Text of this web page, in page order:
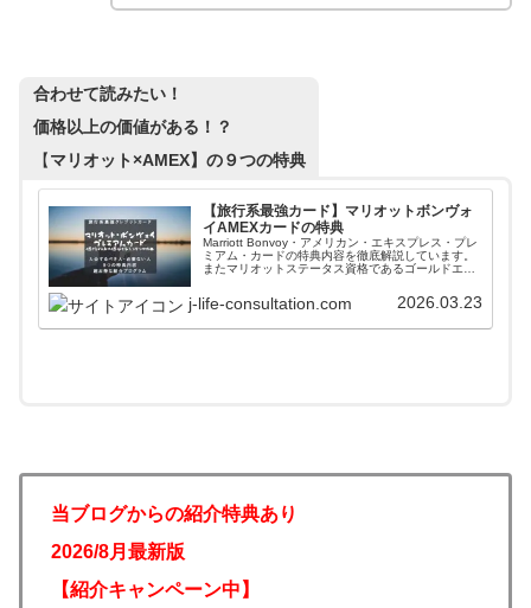
合わせて読みたい！
価格以上の価値がある！？
【マリオット×AMEX】の９つの特典
【旅行系最強カード】マリオットボンヴォ
イAMEXカードの特典
Marriott Bonvoy・アメリカン・エキスプレス・プレ
ミアム・カードの特典内容を徹底解説しています。
またマリオットステータス資格であるゴールドエリ
AMEXカードを使うべき人やおすすめする人も掲載
中！
j-life-consultation.com 2026.03.23
当ブログからの紹介特典あり
2026/8月最新版
【紹介キャンペーン中】